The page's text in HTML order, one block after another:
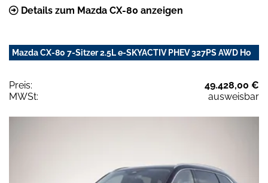
Details zum Mazda CX-80 anzeigen
Mazda CX-80 7-Sitzer 2.5L e-SKYACTIV PHEV 327PS AWD Ho
Preis:
49.428,00 €
MWSt:
ausweisbar